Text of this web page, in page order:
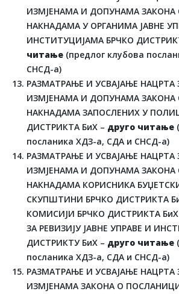
ИЗМЈЕНАМА И ДОПУНАМА
НАКНАДАМА У ОРГАНИМА ЈАВНЕ
ИНСТИТУЦИЈАМА БРЧКО
читање (предлог клубова
СНСД-а)
РАЗМАТРАЊЕ И УСВАЈАЊЕ НАЦРТА
ИЗМЈЕНАМА И ДОПУНАМА
НАКНАДАМА ЗАПОСЛЕНИХ У
ДИСТРИКТА БиХ – друго читање
посланика ХДЗ-а, СДА и СНСД-а)
РАЗМАТРАЊЕ И УСВАЈАЊЕ НАЦРТА
ИЗМЈЕНАМА И ДОПУНАМА
НАКНАДАМА КОРИСНИКА
СКУПШТИНИ БРЧКО ДИСТРИКТА
КОМИСИЈИ БРЧКО ДИСТРИКТА
ЗА РЕВИЗИЈУ ЈАВНЕ УПРАВЕ И
ДИСТРИКТУ БиХ – друго читање
посланика ХДЗ-а, СДА и СНСД-а)
РАЗМАТРАЊЕ И УСВАЈАЊЕ НАЦРТА
ИЗМЈЕНАМА ЗАКОНА О